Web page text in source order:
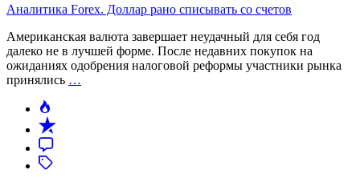
Аналитика Forex. Доллар рано списывать со счетов
Американская валюта завершает неудачный для себя год
далеко не в лучшей форме. После недавних покупок на
ожиданиях одобрения налоговой реформы участники рынка
принялись …